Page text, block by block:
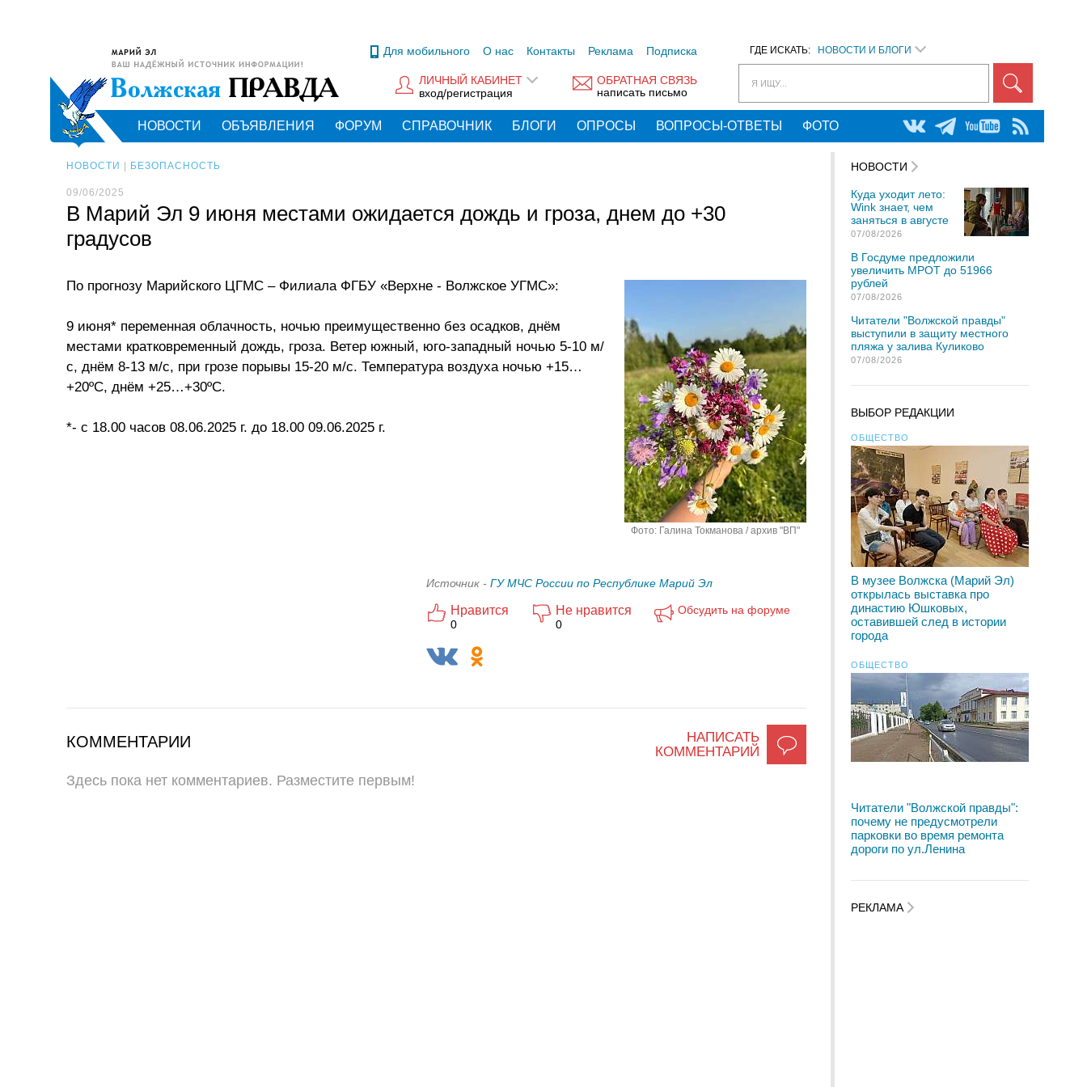
ГДЕ ИСКАТЬ: НОВОСТИ И БЛОГИ
Я ИЩУ...
Для мобильного О нас Контакты Реклама Подписка
ОБРАТНАЯ СВЯЗЬ
написать письмо
ЛИЧНЫЙ КАБИНЕТ
вход/регистрация
НОВОСТИ ОБЪЯВЛЕНИЯ ФОРУМ СПРАВОЧНИК БЛОГИ ОПРОСЫ ВОПРОСЫ-ОТВЕТЫ ФОТО
НОВОСТИ БЕЗОПАСНОСТЬ
09/06/2025
В Марий Эл 9 июня местами ожидается дождь и гроза, днем до +30
градусов
Фото: Галина Токманова / архив "ВП"
По прогнозу Марийского ЦГМС – Филиала ФГБУ «Верхне - Волжское УГМС»:
9 июня* переменная облачность, ночью преимущественно без осадков, днём
местами кратковременный дождь, гроза. Ветер южный, юго-западный ночью 5-10 м/
с, днём 8-13 м/с, при грозе порывы 15-20 м/с. Температура воздуха ночью +15…
+20ºС, днём +25…+30ºС.
*- с 18.00 часов 08.06.2025 г. до 18.00 09.06.2025 г.
Источник - ГУ МЧС России по Республике Марий Эл
Нравится
0
Не нравится
0
Обсудить на форуме
НАПИСАТЬ
КОММЕНТАРИЙ
КОММЕНТАРИИ
Здесь пока нет комментариев. Разместите первым!
НОВОСТИ
Куда уходит лето:
Wink знает, чем
заняться в августе
07/08/2026
В Госдуме предложили
увеличить МРОТ до 51966
рублей
07/08/2026
Читатели "Волжской правды"
выступили в защиту местного
пляжа у залива Куликово
07/08/2026
ВЫБОР РЕДАКЦИИ
ОБЩЕСТВО
В музее Волжска (Марий Эл)
открылась выставка про
династию Юшковых,
оставившей след в истории
города
ОБЩЕСТВО
Читатели "Волжской правды":
почему не предусмотрели
парковки во время ремонта
дороги по ул.Ленина
РЕКЛАМА